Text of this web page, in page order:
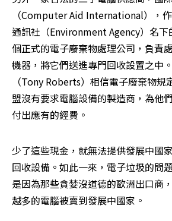
（Computer Aid International），
通訊社（Environment Agency）名
個正式的電子廢棄物處理公司，負責
機器，將它們送進專門回收設置之中
（Tony Roberts）相信電子廢棄物規
盟沒有要求電腦設備的製造商，為他
付出應有的經費。
少了這些現金，就無法提供發展中國
回收設備。如此一來，電子垃圾的問
是因為那些貪婪沒道德的歐洲出口商
越多的電腦被賣到發展中國家。